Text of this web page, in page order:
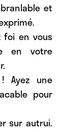
et
foi en vous
en votre
! Ayez une
pour
sur autrui.